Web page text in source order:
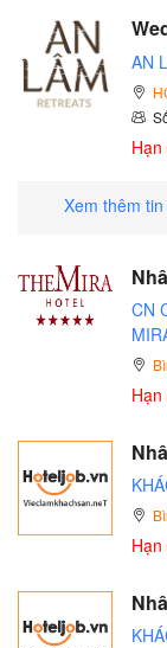
AN
Hạn
Xem thêm
CN
Hạn
Hạn